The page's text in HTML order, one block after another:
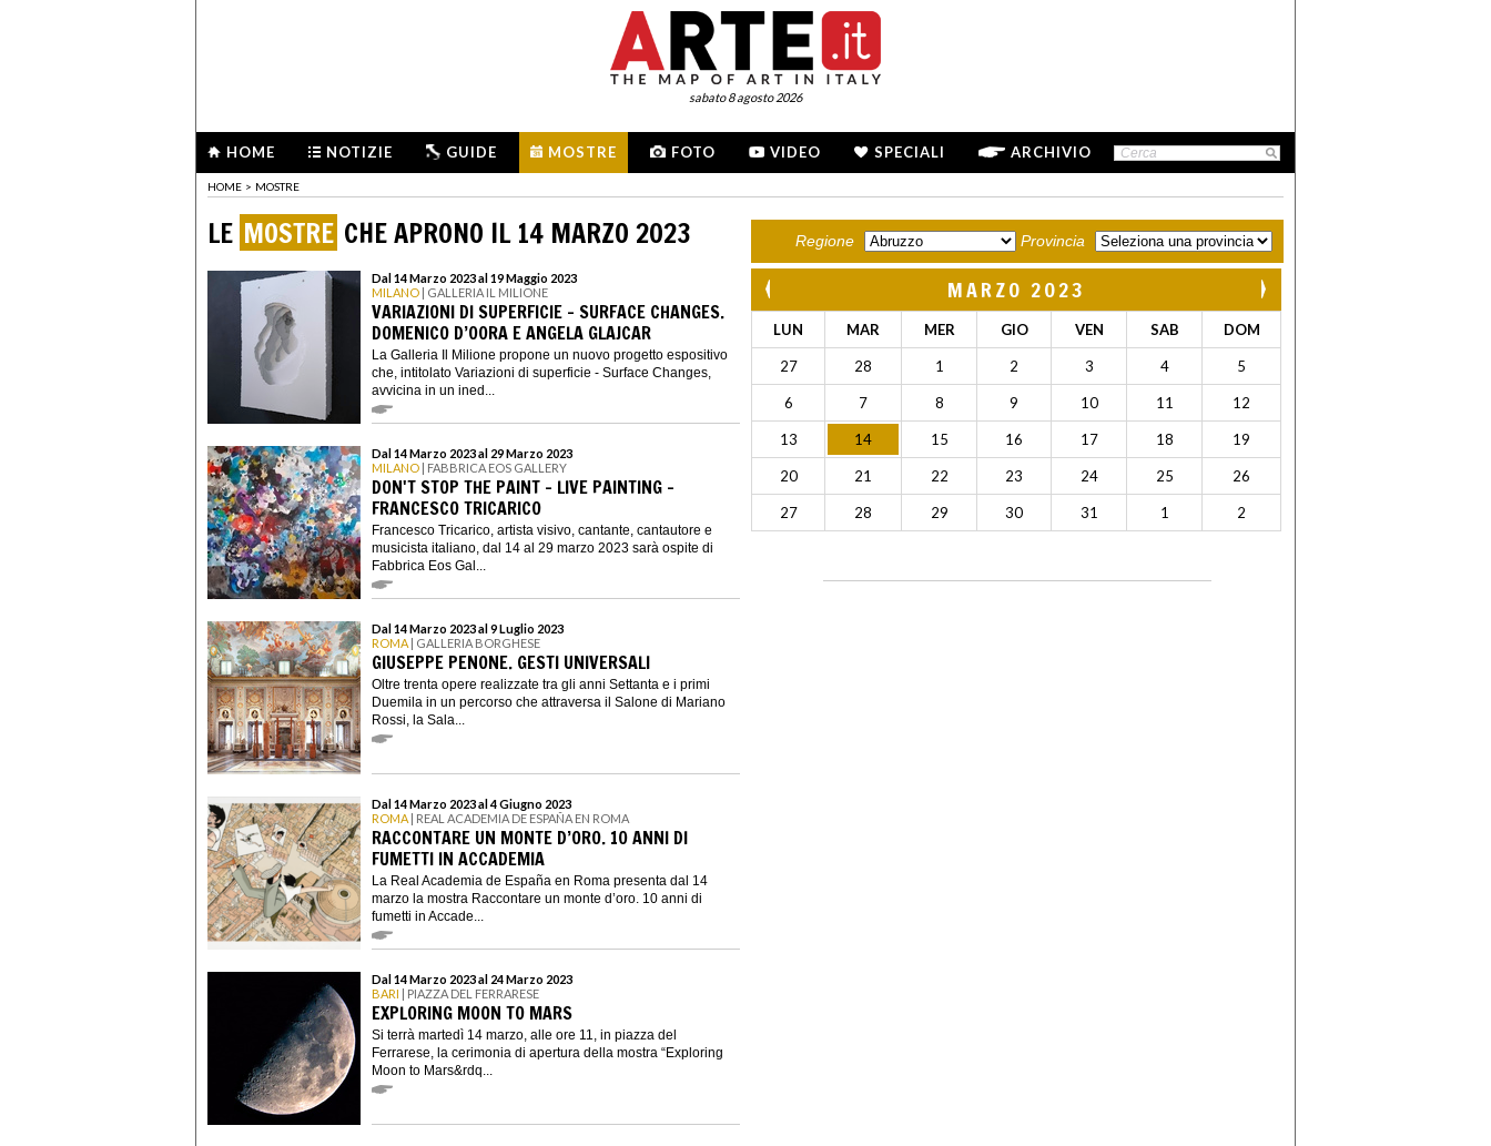
sabato 8 agosto 2026
HOME NOTIZIE GUIDE MOSTRE FOTO VIDEO SPECIALI ARCHIVIO
HOME > MOSTRE
LE MOSTRE CHE APRONO IL 14 MARZO 2023
Dal 14 Marzo 2023 al 19 Maggio 2023
MILANO | GALLERIA IL MILIONE
VARIAZIONI DI SUPERFICIE - SURFACE CHANGES.
DOMENICO D’OORA E ANGELA GLAJCAR
La Galleria Il Milione propone un nuovo progetto espositivo
che, intitolato Variazioni di superficie - Surface Changes,
avvicina in un ined...
Dal 14 Marzo 2023 al 29 Marzo 2023
MILANO | FABBRICA EOS GALLERY
DON'T STOP THE PAINT - LIVE PAINTING -
FRANCESCO TRICARICO
Francesco Tricarico, artista visivo, cantante, cantautore e
musicista italiano, dal 14 al 29 marzo 2023 sarà ospite di
Fabbrica Eos Gal...
Dal 14 Marzo 2023 al 9 Luglio 2023
ROMA | GALLERIA BORGHESE
GIUSEPPE PENONE. GESTI UNIVERSALI
Oltre trenta opere realizzate tra gli anni Settanta e i primi
Duemila in un percorso che attraversa il Salone di Mariano
Rossi, la Sala...
Dal 14 Marzo 2023 al 4 Giugno 2023
ROMA | REAL ACADEMIA DE ESPAÑA EN ROMA
RACCONTARE UN MONTE D’ORO. 10 ANNI DI
FUMETTI IN ACCADEMIA
La Real Academia de España en Roma presenta dal 14
marzo la mostra Raccontare un monte d’oro. 10 anni di
fumetti in Accade...
Dal 14 Marzo 2023 al 24 Marzo 2023
BARI | PIAZZA DEL FERRARESE
EXPLORING MOON TO MARS
Si terrà martedì 14 marzo, alle ore 11, in piazza del
Ferrarese, la cerimonia di apertura della mostra “Exploring
Moon to Mars&rdq...
Regione Provincia
MARZO 2023
LUN MAR MER GIO VEN SAB DOM
27 28 1 2 3 4 5
6 7 8 9 10 11 12
13 14 15 16 17 18 19
20 21 22 23 24 25 26
27 28 29 30 31 1 2